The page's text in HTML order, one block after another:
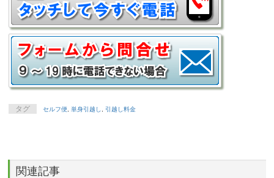
タグ セルフ便 単身引越し 引越し料金
関連記事